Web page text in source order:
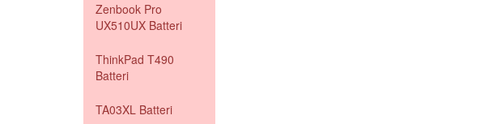
Zenbook Pro
UX510UX Batteri
ThinkPad T490
Batteri
TA03XL Batteri